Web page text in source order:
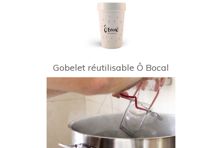
Gobelet réutilisable Ô Bocal